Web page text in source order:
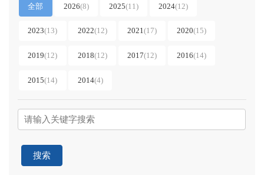
全部 2026(8) 2025(11) 2024(12)
2023(13) 2022(12) 2021(17) 2020(15)
2019(12) 2018(12) 2017(12) 2016(14)
2015(14) 2014(4)
搜索